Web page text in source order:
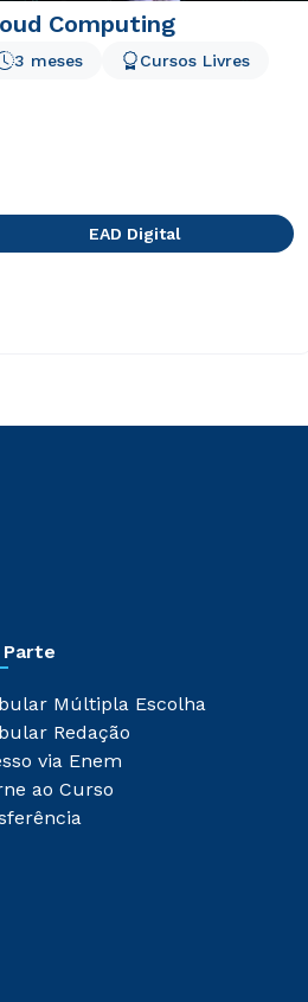
Computing
3 meses Cursos Livres
EAD Digital
Parte
Múltipla Escolha
Redação
via Enem
ao Curso